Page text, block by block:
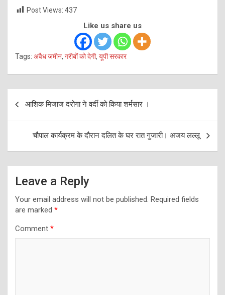
Post Views: 437
Like us share us
Tags: अवैध जमीन, गरीबों को देगी, यूपी सरकार
Post
आशिक मिजाज दरोगा ने वर्दी को किया शर्मसार ।
चौपाल कार्यक्रम के दौरान दलित के घर रात गुजारी। अजय लल्लू
Leave a Reply
Your email address will not be published. Required fields
are marked *
Comment *